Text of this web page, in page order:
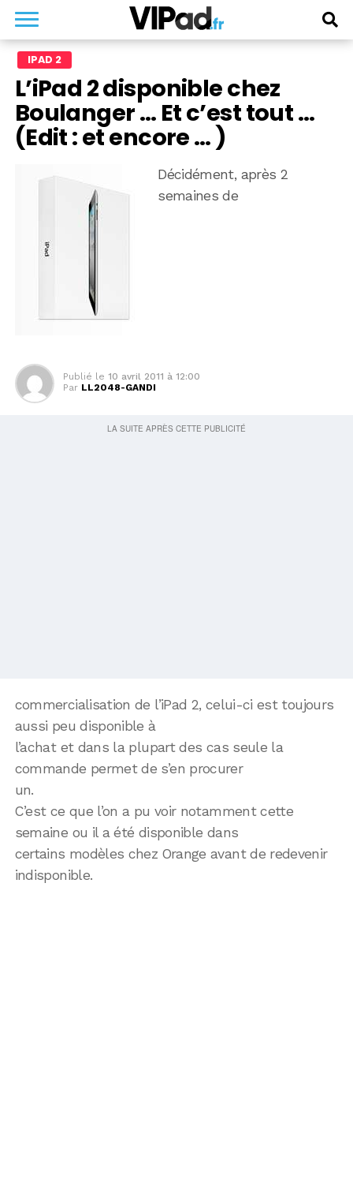
IPAD 2
L’iPad 2 disponible chez
Boulanger … Et c’est tout …
(Edit : et encore … )
Décidément, après 2
semaines de
Publié le 10 avril 2011 à 12:00
Par LL2048-GANDI
commercialisation de l’iPad 2, celui-ci est toujours
aussi peu disponible à
l’achat et dans la plupart des cas seule la
commande permet de s’en procurer
un.
C’est ce que l’on a pu voir notamment cette
semaine ou il a été disponible dans
certains modèles chez Orange avant de redevenir
indisponible.